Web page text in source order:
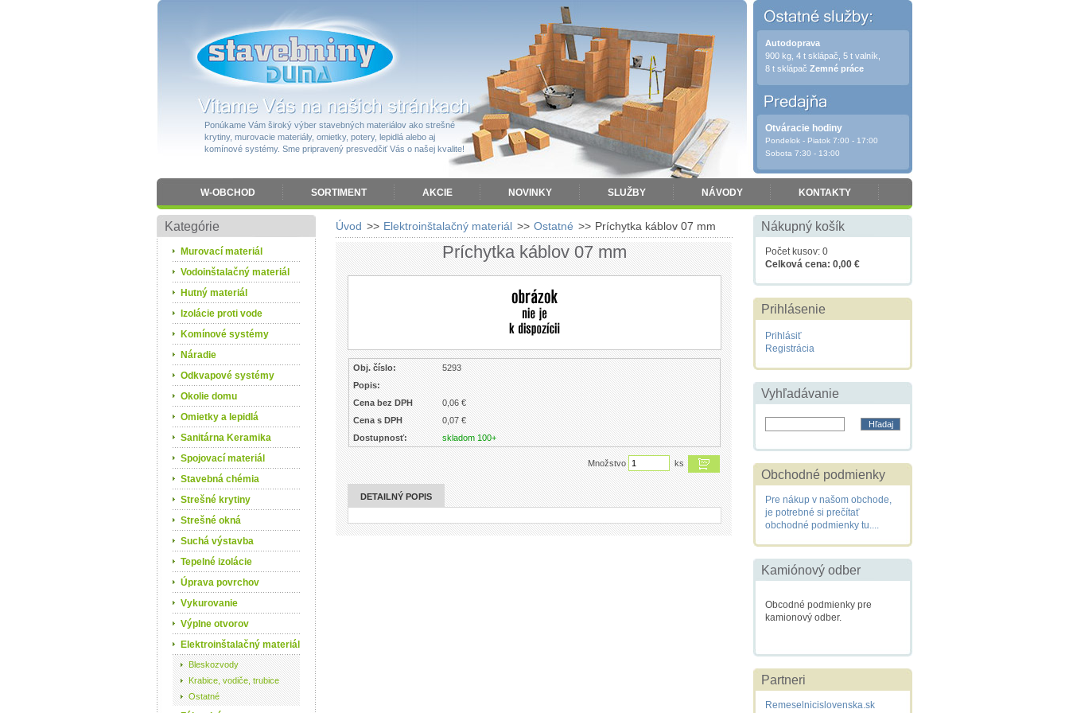
Ponúkame Vám široký výber stavebných materiálov ako strešné
krytiny, murovacie materiály, omietky, potery, lepidlá alebo aj
komínové systémy. Sme pripravený presvedčiť Vás o našej kvalite!
W-OBCHOD SORTIMENT AKCIE NOVINKY SLUŽBY NÁVODY KONTAKTY
Autodoprava
900 kg, 4 t sklápač, 5 t valník,
8 t sklápač Zemné práce
Otváracie hodiny
Pondelok - Piatok 7:00 - 17:00
Sobota 7:30 - 13:00
Úvod >> Elektroinštalačný materiál >> Ostatné >> Príchytka káblov 07 mm
Príchytka káblov 07 mm
Obj. číslo:
5293
Popis:
Cena bez DPH
0,06 €
Cena s DPH
0,07 €
Dostupnosť:
skladom 100+
Množstvo ks
DETAILNÝ POPIS
Kategórie
Murovací materiál
Vodoinštalačný materiál
Hutný materiál
Izolácie proti vode
Komínové systémy
Náradie
Odkvapové systémy
Okolie domu
Omietky a lepidlá
Sanitárna Keramika
Spojovací materiál
Stavebná chémia
Strešné krytiny
Strešné okná
Suchá výstavba
Tepelné izolácie
Úprava povrchov
Vykurovanie
Výplne otvorov
Elektroinštalačný materiál
Bleskozvody
Krabice, vodiče, trubice
Ostatné
Nákupný košík
Počet kusov: 0
Celková cena: 0,00 €
Prihlásenie
Prihlásiť
Registrácia
Vyhľadávanie
Obchodné podmienky
Pre nákup v našom obchode,
je potrebné si prečítať
obchodné podmienky tu....
Kamiónový odber
Obcodné podmienky pre
kamionový odber.
Partneri
Remeselnicislovenska.sk